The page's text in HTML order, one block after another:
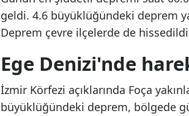
geldi. 4.6 büyüklüğündeki deprem
Deprem çevre ilçelerde de
Ege Denizi'nde
İzmir Körfezi açıklarında Foça
büyüklüğündeki deprem, bölgede